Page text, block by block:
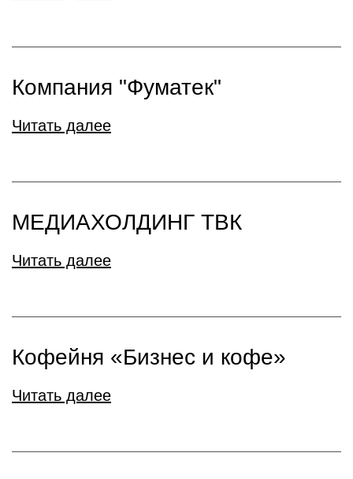
Компания "Фуматек"
Читать далее
МЕДИАХОЛДИНГ ТВК
Читать далее
Кофейня «Бизнес и кофе»
Читать далее